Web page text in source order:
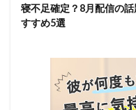
寝不足確定？8月配信の
すすめ5選